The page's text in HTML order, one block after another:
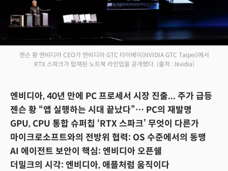
젠슨 황 엔비디아 CEO가 엔비디아 GTC 타이베이(NVIDIA GTC Taipei)에서
RTX 스파크가 탑재된 노트북 라인업을 공개했다. (출처 : Nvidia)
엔비디아, 40년 만에 PC 프로세서 시장 진출... 주가 급등
젠슨 황 “앱 실행하는 시대 끝났다”… PC의 재발명
GPU, CPU 통합 슈퍼칩 ‘RTX 스파크’ 무엇이 다른가
마이크로소프트와의 전방위 협력: OS 수준에서의 동맹
AI 에이전트 보안이 핵심: 엔비디아 오픈쉘
더밀크의 시각: 엔비디아, 애플처럼 움직이다